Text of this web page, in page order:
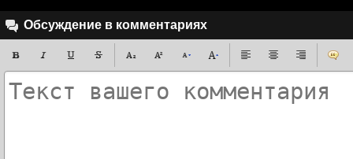
Обсуждение в комментариях